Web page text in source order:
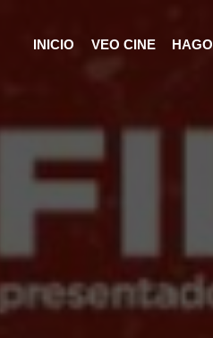
INICIO VEO CINE